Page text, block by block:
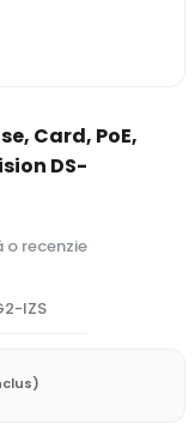
Card, PoE,
DS-
o recenzie
IZS